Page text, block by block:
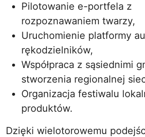
Pilotowanie e-portfela z
rozpoznawaniem twarzy,
Uruchomienie platformy
rękodzielników,
Współpraca z sąsiednimi
stworzenia regionalnej
Organizacja festiwalu
produktów.
Dzięki wielotorowemu